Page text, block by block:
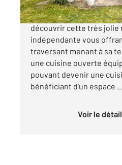
SEVRAN QUARTIER
découvrir cette très jolie
indépendante vous
traversant menant à sa
une cuisine ouverte
pouvant devenir une
bénéficiant d'un espace ...
Voir le